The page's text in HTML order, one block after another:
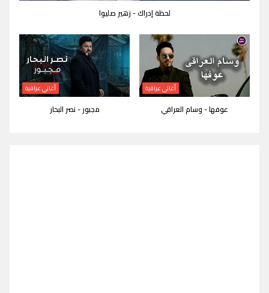
لحظة إدراك - زهير صليوا
أغاني عراقية
عوفها - وسام العراقي
أغاني عراقية
مجبور - نصر البحار